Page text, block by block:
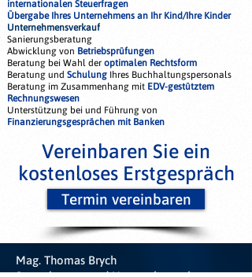
internationalen Steuerfragen
Übergabe Ihres Unternehmens an Ihr Kind/Ihre Kinder
Unternehmensverkauf
Sanierungsberatung
Abwicklung von Betriebsprüfungen
Beratung bei Wahl der optimalen Rechtsform
Beratung und Schulung Ihres Buchhaltungspersonals
Beratung im Zusammenhang mit EDV-gestütztem
Rechnungswesen
Unterstützung bei und Führung von
Finanzierungsgesprächen mit Banken
Vereinbaren Sie ein
kostenloses Erstgespräch
Termin vereinbaren
Mag. Thomas Brych